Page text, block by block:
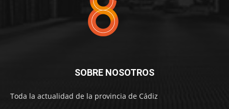
SOBRE NOSOTROS
Toda la actualidad de la provincia de Cádiz